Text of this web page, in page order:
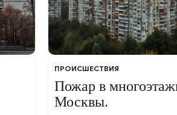
ПРОИСШЕСТВИЯ
Пожар в
Москвы.